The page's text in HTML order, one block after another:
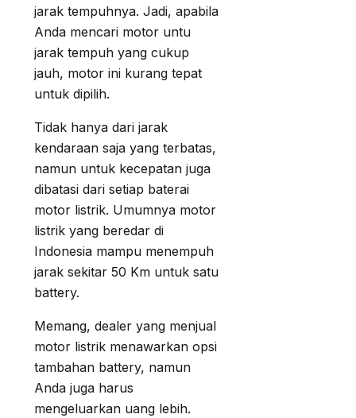
jarak tempuhnya. Jadi, apabila
Anda mencari motor untu
jarak tempuh yang cukup
jauh, motor ini kurang tepat
untuk dipilih.
Tidak hanya dari jarak
kendaraan saja yang terbatas,
namun untuk kecepatan juga
dibatasi dari setiap baterai
motor listrik. Umumnya motor
listrik yang beredar di
Indonesia mampu menempuh
jarak sekitar 50 Km untuk satu
battery.
Memang, dealer yang menjual
motor listrik menawarkan opsi
tambahan battery, namun
Anda juga harus
mengeluarkan uang lebih.